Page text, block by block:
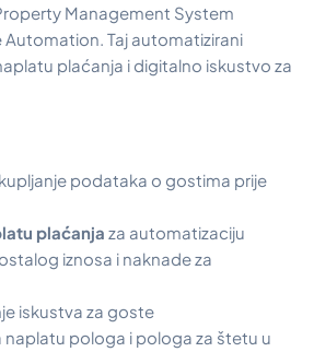
Management System
Automation. Taj automatizirani
plaćanja i digitalno iskustvo za
podataka o gostima prije
plaćanja za automatizaciju
iznosa i naknade za
iskustva za goste
naplatu pologa i pologa za štetu u